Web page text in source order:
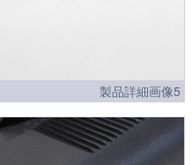
製品詳細画像5